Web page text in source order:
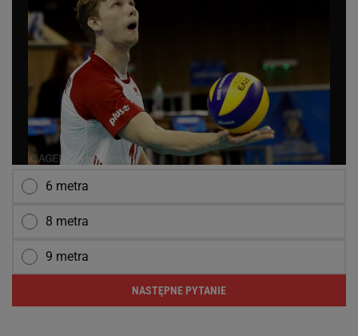
6 metra
8 metra
9 metra
NASTĘPNE PYTANIE